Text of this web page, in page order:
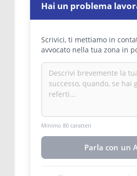
Hai un problema
Scrivici, ti mettiamo in
avvocato nella tua zona in
Minimo 80 caratteri
Parla con un